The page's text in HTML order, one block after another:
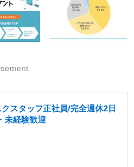
スタッフ正社員/完全週休2日
未経験歓迎